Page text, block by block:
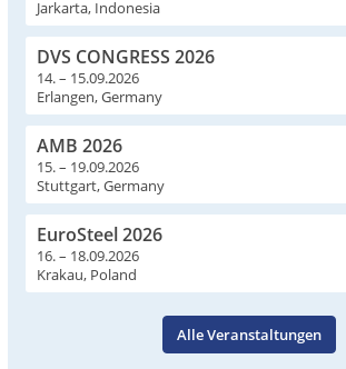
Jarkarta, Indonesia
DVS CONGRESS 2026
14. – 15.09.2026
Erlangen, Germany
AMB 2026
15. – 19.09.2026
Stuttgart, Germany
EuroSteel 2026
16. – 18.09.2026
Krakau, Poland
Alle Veranstaltungen